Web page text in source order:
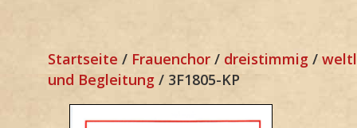
Startseite / Frauenchor / dreistimmig /
und Begleitung / 3F1805-KP